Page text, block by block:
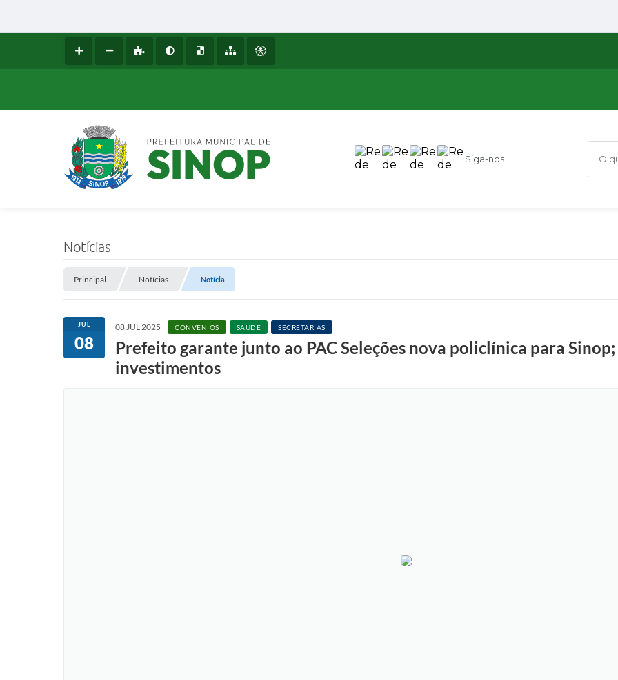
Siga-nos O
Notícias
Principal Notícias Notícia
JUL
08
08 JUL 2025 CONVÊNIOS SAÚDE SECRETARIAS
Prefeito garante junto ao PAC Seleções nova policlínica para
investimentos